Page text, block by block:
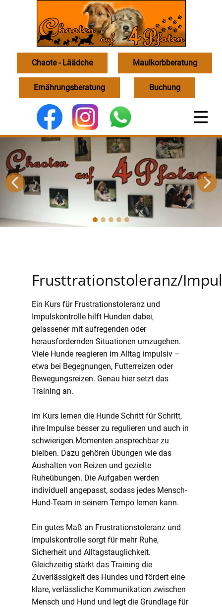
Chaote - Läädche
Buchung
Ernährungsberatung
Maulkorbberatung
Frusttrationstoleranz/
Ein Kurs für Frustrationstoleranz und
Impulskontrolle hilft Hunden dabei,
gelassener mit aufregenden oder
herausfordernden Situationen umzugehen.
Viele Hunde reagieren im Alltag impulsiv –
etwa bei Begegnungen, Futterreizen oder
Bewegungsreizen. Genau hier setzt das
Training an.
Im Kurs lernen die Hunde Schritt für Schritt,
ihre Impulse besser zu regulieren und auch in
schwierigen Momenten ansprechbar zu
bleiben. Dazu gehören Übungen wie das
Aushalten von Reizen und gezielte
Ruheübungen. Die Aufgaben werden
individuell angepasst, sodass jedes Mensch-
Hund-Team in seinem Tempo lernen kann.
Ein gutes Maß an Frustrationstoleranz und
Impulskontrolle sorgt für mehr Ruhe,
Sicherheit und Alltagstauglichkeit.
Gleichzeitig stärkt das Training die
Zuverlässigkeit des Hundes und fördert eine
klare, verlässliche Kommunikation zwischen
Mensch und Hund und legt die Grundlage für